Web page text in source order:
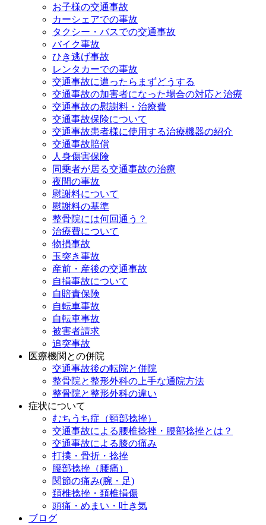
お子様の交通事故
カーシェアでの事故
タクシー・バスでの交通事故
バイク事故
ひき逃げ事故
レンタカーでの事故
交通事故に遭ったらまずどうする
交通事故の加害者になった場合の対応と治療
交通事故の慰謝料・治療費
交通事故保険について
交通事故患者様に使用する治療機器の紹介
交通事故賠償
人身傷害保険
同乗者が居る交通事故の治療
夜間の事故
慰謝料について
慰謝料の基準
整骨院には何回通う？
治療費について
物損事故
玉突き事故
産前・産後の交通事故
自損事故について
自賠責保険
自転車事故
自転車事故
被害者請求
追突事故
医療機関との併院
交通事故後の転院と併院
整骨院と整形外科の上手な通院方法
整骨院と整形外科の違い
症状について
むちうち症（頸部捻挫）
交通事故による腰椎捻挫・腰部捻挫とは？
交通事故による膝の痛み
打撲・骨折・捻挫
腰部捻挫（腰痛）
関節の痛み(腕・足)
頚椎捻挫・頚椎損傷
頭痛・めまい・吐き気
ブログ